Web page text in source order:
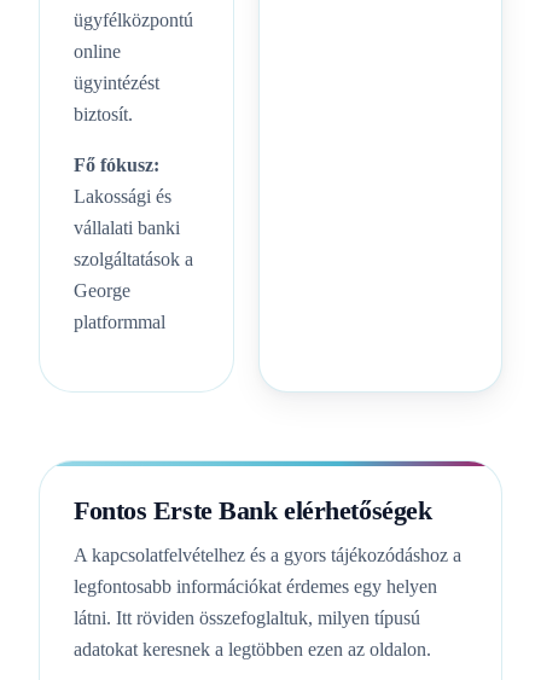
ügyfélközpontú
online
ügyintézést
biztosít.
Fő fókusz:
Lakossági és
vállalati banki
szolgáltatások a
George
platformmal
Fontos Erste Bank elérhetőségek
A kapcsolatfelvételhez és a gyors tájékozódáshoz a
legfontosabb információkat érdemes egy helyen
látni. Itt röviden összefoglaltuk, milyen típusú
adatokat keresnek a legtöbben ezen az oldalon.